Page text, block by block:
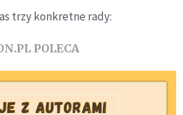
trzy konkretne rady:
POLECA